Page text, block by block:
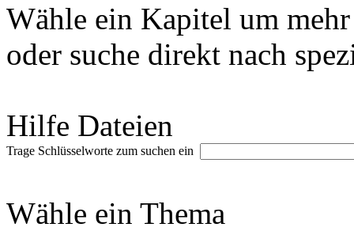
Wähle ein Kapitel um
oder suche direkt nach
Hilfe Dateien
Trage Schlüsselworte zum suchen ein
Wähle ein Thema